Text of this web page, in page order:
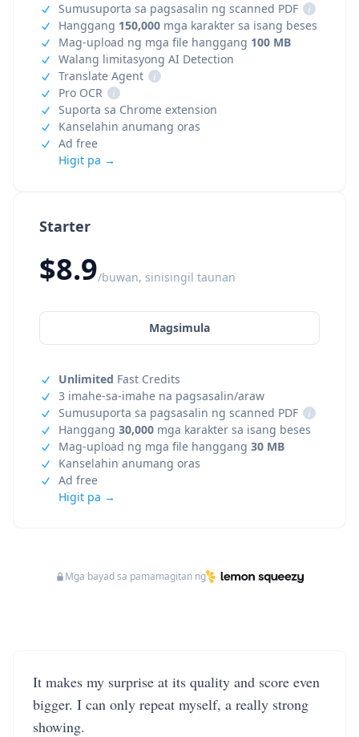
Starter
$8.9/buwan, sinisingil taunan
Magsimula
Unlimited Fast Credits
3 imahe-sa-imahe na pagsasalin/araw
Sumusuporta sa pagsasalin ng scanned PDF
i
Hanggang 30,000 mga karakter sa isang beses
Mag-upload ng mga file hanggang 30 MB
Kanselahin anumang oras
Ad free
Higit pa →
Sumusuporta sa pagsasalin ng scanned PDF
i
Hanggang 150,000 mga karakter sa isang beses
Mag-upload ng mga file hanggang 100 MB
Walang limitasyong AI Detection
Translate Agent
i
Pro OCR
i
Suporta sa Chrome extension
Kanselahin anumang oras
Ad free
Higit pa →
Mga bayad sa pamamagitan ng
It makes my surprise at its quality and score even
bigger. I can only repeat myself, a really strong
showing.